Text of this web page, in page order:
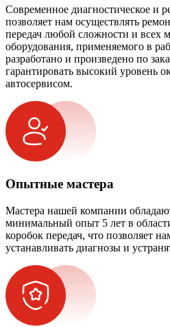
Современное диагностическое и
позволяет нам осуществлять
передач любой сложности и всех
оборудования, применяемого в
разработано и произведено по
гарантировать высокий уровень
автосервисом.
Опытные мастера
Мастера нашей компании
минимальный опыт 5 лет в
коробок передач, что позволяет
устанавливать диагнозы и